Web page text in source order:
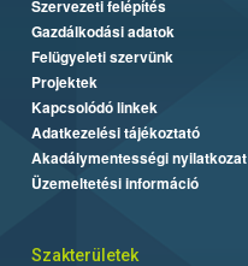
Szervezeti felépítés
Gazdálkodási adatok
Felügyeleti szervünk
Projektek
Kapcsolódó linkek
Adatkezelési tájékoztató
Akadálymentességi nyilatkozat
Üzemeltetési információ
Szakterületek